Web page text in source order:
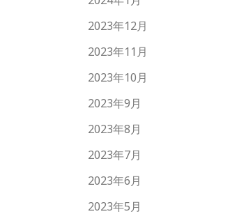
2023年12月
2023年11月
2023年10月
2023年9月
2023年8月
2023年7月
2023年6月
2023年5月